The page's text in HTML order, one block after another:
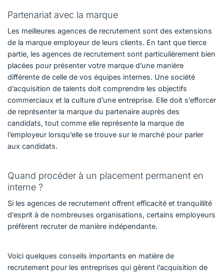
Partenariat avec la marque
Les meilleures agences de recrutement sont des extensions
de la marque employeur de leurs clients. En tant que tierce
partie, les agences de recrutement sont particulièrement bien
placées pour présenter votre marque d’une manière
différente de celle de vos équipes internes. Une société
d’acquisition de talents doit comprendre les objectifs
commerciaux et la culture d’une entreprise. Elle doit s’efforcer
de représenter la marque du partenaire auprès des
candidats, tout comme elle représente la marque de
l’employeur lorsqu’elle se trouve sur le marché pour parler
aux candidats.
Quand procéder à un placement permanent en
interne ?
Si les agences de recrutement offrent efficacité et tranquillité
d’esprit à de nombreuses organisations, certains employeurs
préfèrent recruter de manière indépendante.
Voici quelques conseils importants en matière de
recrutement pour les entreprises qui gèrent l’acquisition de